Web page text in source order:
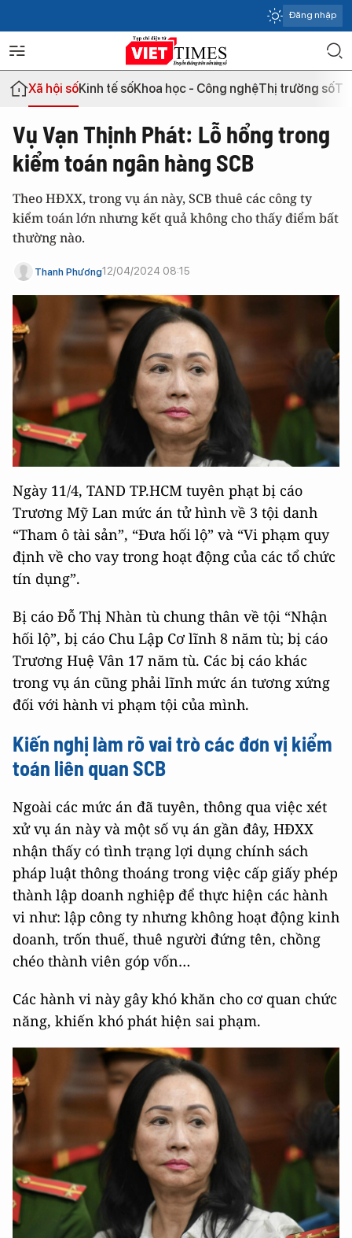
Đăng nhập
Xã hội sốKinh tế sốKhoa học - Công nghệThị trường số
Vụ Vạn Thịnh Phát: Lỗ hổng trong
kiểm toán ngân hàng SCB
Theo HĐXX, trong vụ án này, SCB thuê các công ty
kiểm toán lớn nhưng kết quả không cho thấy điểm bất
thường nào.
Thanh Phương12/04/2024 08:15
Ngày 11/4, TAND TP.HCM tuyên phạt bị cáo
Trương Mỹ Lan mức án tử hình về 3 tội danh
“Tham ô tài sản”, “Đưa hối lộ” và “Vi phạm quy
định về cho vay trong hoạt động của các tổ chức
tín dụng”.
Bị cáo Đỗ Thị Nhàn tù chung thân về tội “Nhận
hối lộ”, bị cáo Chu Lập Cơ lĩnh 8 năm tù; bị cáo
Trương Huệ Vân 17 năm tù. Các bị cáo khác
trong vụ án cũng phải lĩnh mức án tương xứng
đối với hành vi phạm tội của mình.
Kiến nghị làm rõ vai trò các đơn vị kiểm
toán liên quan SCB
Ngoài các mức án đã tuyên, thông qua việc xét
xử vụ án này và một số vụ án gần đây, HĐXX
nhận thấy có tình trạng lợi dụng chính sách
pháp luật thông thoáng trong việc cấp giấy phép
thành lập doanh nghiệp để thực hiện các hành
vi như: lập công ty nhưng không hoạt động kinh
doanh, trốn thuế, thuê người đứng tên, chồng
chéo thành viên góp vốn…
Các hành vi này gây khó khăn cho cơ quan chức
năng, khiến khó phát hiện sai phạm.